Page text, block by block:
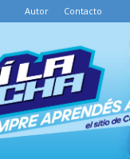
Autor Contacto